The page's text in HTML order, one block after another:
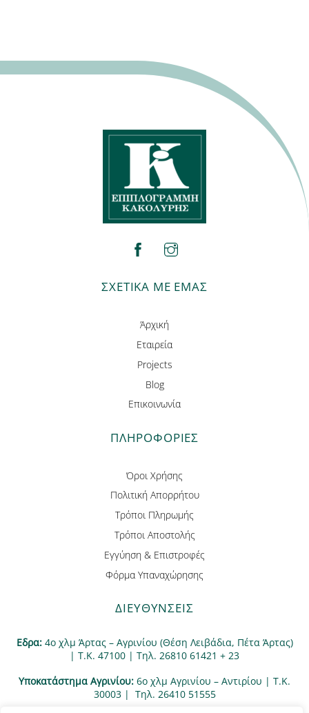
facebookinstagram
ΣΧΕΤΙΚΑ ΜΕ ΕΜΑΣ
Άρχική
Εταιρεία
Projects
Blog
Επικοινωνία
ΠΛΗΡΟΦΟΡΊΕΣ
Όροι Χρήσης
Πολιτική Απορρήτου
Τρόποι Πληρωμής
Τρόποι Αποστολής
Εγγύηση & Επιστροφές
Φόρμα Υπαναχώρησης
ΔΙΕΥΘΥΝΣΕΙΣ
Εδρα: 4ο χλμ Άρτας – Αγρινίου (Θέση Λειβάδια, Πέτα Άρτας)
| Τ.Κ. 47100 | Τηλ. 26810 61421 + 23
Υποκατάστημα Αγρινίου: 6ο χλμ Αγρινίου – Αντιρίου | Τ.Κ.
30003 | Tηλ. 26410 51555